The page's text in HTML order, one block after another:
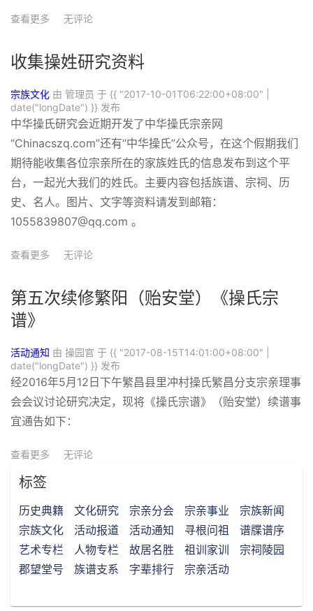
查看更多 无评论
收集操姓研究资料
宗族文化 由 管理员 于 {{ "2017-10-01T06:22:00+08:00" |
date("longDate") }} 发布
中华操氏研究会近期开发了中华操氏宗亲网
“Chinacszq.com”还有“中华操氏”公众号，在这个假期我们
期待能收集各位宗亲所在的家族姓氏的信息发布到这个平
台，一起光大我们的姓氏。主要内容包括族谱、宗祠、历
史、名人。图片、文字等资料请发到邮箱：
1055839807@qq.com 。
查看更多 无评论
第五次续修繁阳（贻安堂）《操氏宗
谱》
活动通知 由 操园官 于 {{ "2017-08-15T14:01:00+08:00" |
date("longDate") }} 发布
经2016年5月12日下午繁昌县里冲村操氏繁昌分支宗亲理事
会会议讨论研究决定，现将《操氏宗谱》（贻安堂）续谱事
宜通告如下：
查看更多 无评论
标签
历史典籍 文化研究 宗亲分会 宗亲事业
宗族新闻
宗族文化
活动报道 活动通知 寻根问祖
谱牒谱序
艺术专栏
人物专栏 故居名胜 祖训家训
宗祠陵园
郡望堂号
族谱支系 字辈排行 宗亲活动